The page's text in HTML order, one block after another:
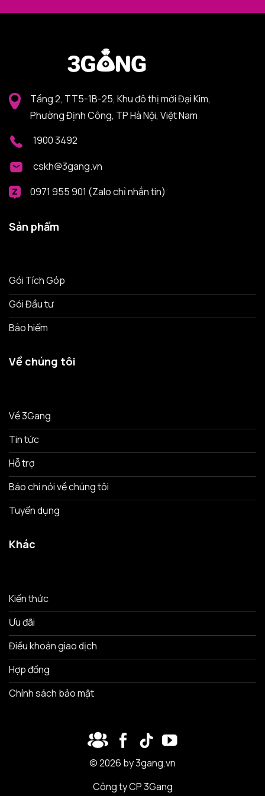
Tầng 2, TT5-1B-25, Khu đô thị mới Đại Kim,
Phường Định Công, TP Hà Nội, Việt Nam
1900 3492
cskh@3gang.vn
0971 955 901 (Zalo chỉ nhắn tin)
Sản phẩm
Gói Tích Góp
Gói Đầu tư
Bảo hiểm
Về chúng tôi
Về 3Gang
Tin tức
Hỗ trợ
Báo chí nói về chúng tôi
Tuyển dụng
Khác
Kiến thức
Ưu đãi
Điều khoản giao dịch
Hợp đồng
Chính sách bảo mật
© 2026 by 3gang.vn
Công ty CP 3Gang